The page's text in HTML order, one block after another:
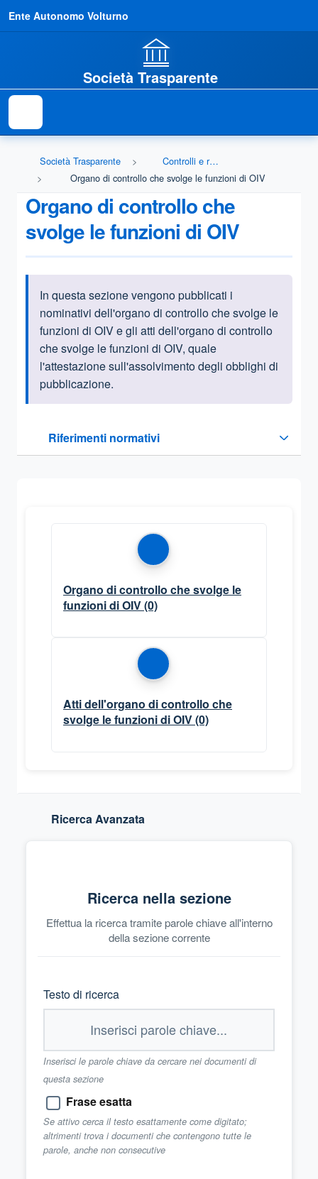
Ente Autonomo Volturno
Società Trasparente
Società Trasparente
Controlli e rilievi sull'amministrazione
Organo di controllo che svolge le funzioni di OIV
Organo di controllo che
svolge le funzioni di OIV
Informazioni introduttive
In questa sezione vengono pubblicati i
nominativi dell'organo di controllo che svolge le
funzioni di OIV e gli atti dell'organo di controllo
che svolge le funzioni di OIV, quale
l'attestazione sull'assolvimento degli obblighi di
pubblicazione.
Riferimenti normativi
Sezione compressa
Organo di controllo che svolge le
funzioni di OIV(0)
Atti dell'organo di controllo che
svolge le funzioni di OIV(0)
Ricerca Avanzata
Ricerca nella sezione
Effettua la ricerca tramite parole chiave all'interno
della sezione corrente
Testo di ricerca
Inserisci le parole chiave da cercare nei documenti di
questa sezione
Frase esatta
Se attivo cerca il testo esattamente come digitato;
altrimenti trova i documenti che contengono tutte le
parole, anche non consecutive